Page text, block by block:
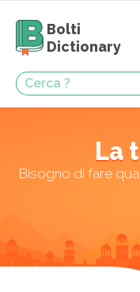
Bolti
Dictionary
La
Bisogno di fare